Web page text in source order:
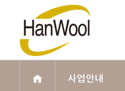
사업안내